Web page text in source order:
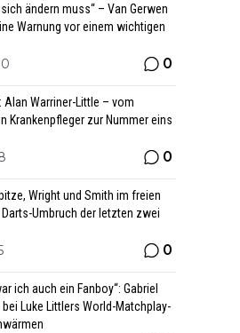
ändern muss“ – Van Gerwen
Warnung vor einem wichtigen
0
Alan Warriner-Little – vom
Krankenpfleger zur Nummer eins
0
Wright und Smith im freien
Darts-Umbruch der letzten zwei
0
ich auch ein Fanboy“: Gabriel
Luke Littlers World-Matchplay-